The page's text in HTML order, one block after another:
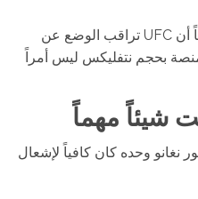
لكن بنفس الوقت… تعطي انطباعاً أن UFC تراقب الوضع عن
بحجم نتفليكس ليس أمراً
شيئاً مهماً
نغانو وحده كان كافياً لإشعال